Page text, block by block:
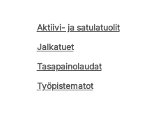
Aktiivi- ja satulatuolit
Jalkatuet
Tasapainolaudat
Työpistematot